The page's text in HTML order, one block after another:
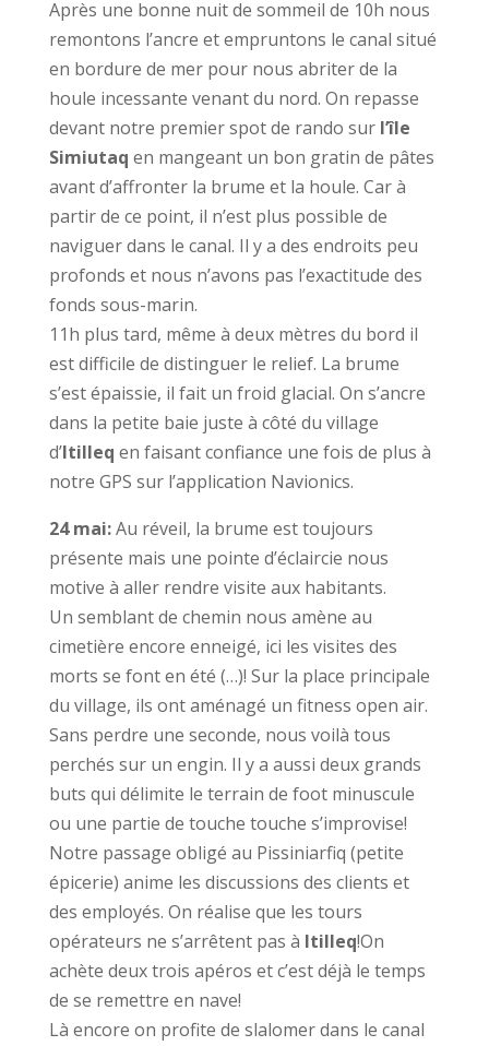
Après une bonne nuit de sommeil de 10h nous
remontons l’ancre et empruntons le canal situé
en bordure de mer pour nous abriter de la
houle incessante venant du nord. On repasse
devant notre premier spot de rando surl’île
Simiutaq en mangeant un bon gratin de pâtes
avant d’affronter la brume et la houle. Car à
partir de ce point, il n’est plus possible de
naviguer dans le canal. Il y a des endroits peu
profonds et nous n’avons pas l’exactitude des
fonds sous-marin.
11h plus tard, même à deux mètres du bord il
est difficile de distinguer le relief. La brume
s’est épaissie, il fait un froid glacial. On s’ancre
dans la petite baie juste à côté du village
d’Itilleq en faisant confiance une fois de plus à
notre GPS sur l’application Navionics.
24 mai:Au réveil, la brume est toujours
présente mais une pointe d’éclaircie nous
motive à aller rendre visite aux habitants.
Un semblant de chemin nous amène au
cimetière encore enneigé, ici les visites des
morts se font en été (…)! Sur la place principale
du village, ils ont aménagé un fitness open air.
Sans perdre une seconde, nous voilà tous
perchés sur un engin. Il y a aussi deux grands
buts qui délimite le terrain de foot minuscule
ou une partie de touche touche s’improvise!
Notre passage obligé au Pissiniarfiq (petite
épicerie) anime les discussions des clients et
des employés. On réalise que les tours
opérateurs ne s’arrêtent pas à Itilleq!On
achète deux trois apéros et c’est déjà le temps
de se remettre en nave!
Là encore on profite de slalomer dans le canal